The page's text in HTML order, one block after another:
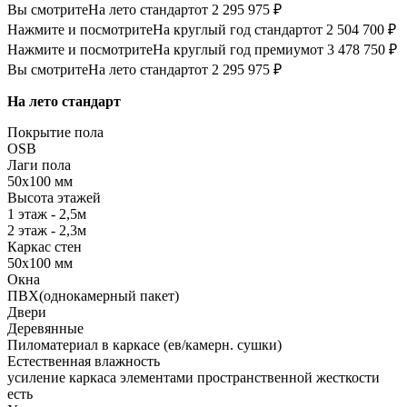
Вы смотритеНа лето стандартот 2 295 975 ₽
Нажмите и посмотритеНа круглый год стандартот 2 504 700 ₽
Нажмите и посмотритеНа круглый год премиумот 3 478 750 ₽
Вы смотритеНа лето стандартот 2 295 975 ₽
На лето стандарт
Покрытие пола
OSB
Лаги пола
50х100 мм
Высота этажей
1 этаж - 2,5м
2 этаж - 2,3м
Каркас стен
50х100 мм
Окна
ПВХ(однокамерный пакет)
Двери
Деревянные
Пиломатериал в каркасе (ев/камерн. сушки)
Естественная влажность
усиление каркаса элементами пространственной жесткости
есть